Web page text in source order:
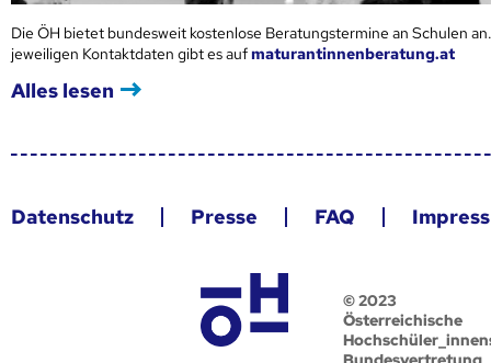
Die ÖH bietet bundesweit kostenlose Beratungstermine an Schulen
jeweiligen Kontaktdaten gibt es aufmaturantinnenberatung.at
Alles lesen
Datenschutz Presse FAQ
© 2023
Österreichische